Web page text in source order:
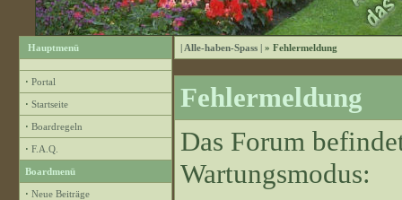
Hauptmenü
· Portal
· Startseite
· Boardregeln
· F.A.Q.
Boardmenü
· Neue Beiträge
| Alle-haben-Spass | » Fehlermeldung
Fehlermeldung
Das Forum
Wartungsmodus: